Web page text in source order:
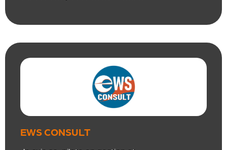
sur une lecture globale de
26000,j’en utilise l’esprit, pas la
technicité.
EWS CONSULT